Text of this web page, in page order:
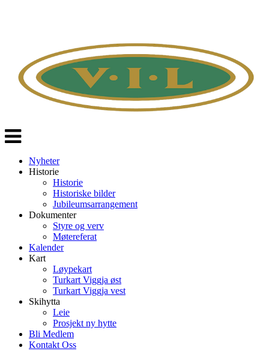
Veksle
navigasjon
Nyheter
Historie
Historie
Historiske bilder
Jubileumsarrangement
Dokumenter
Styre og verv
Møtereferat
Kalender
Kart
Løypekart
Turkart Viggja øst
Turkart Viggja vest
Skihytta
Leie
Prosjekt ny hytte
Bli Medlem
Kontakt Oss